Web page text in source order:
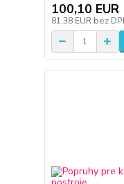
100,10 EUR
81,38 EUR bez